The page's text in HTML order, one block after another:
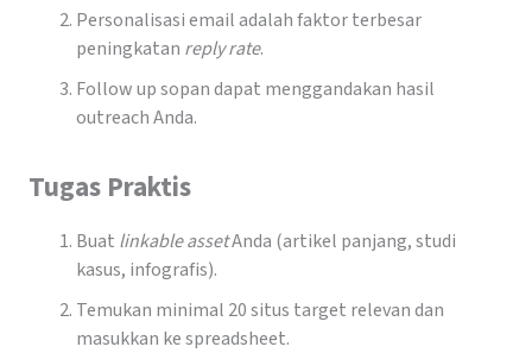
Personalisasi email adalah faktor terbesar
peningkatan reply rate.
Follow up sopan dapat menggandakan hasil
outreach Anda.
Tugas Praktis
Buat linkable assetAnda (artikel panjang, studi
kasus, infografis).
Temukan minimal 20 situs target relevan dan
masukkan ke spreadsheet.